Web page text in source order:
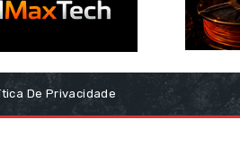
De Privacidade